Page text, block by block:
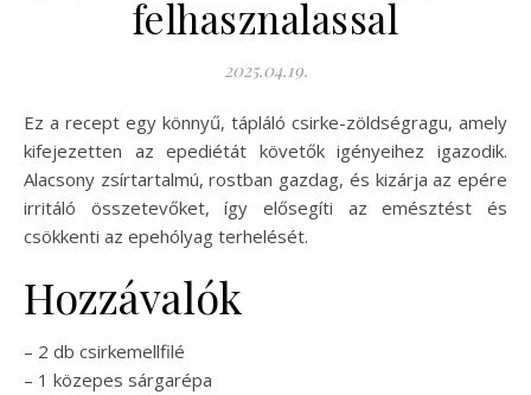
felhasznalassal
2025.04.19.
Ez a recept egy könnyű, tápláló csirke-zöldségragu, amely
kifejezetten az epediétát követők igényeihez igazodik.
Alacsony zsírtartalmú, rostban gazdag, és kizárja az epére
irritáló összetevőket, így elősegíti az emésztést és
csökkenti az epehólyag terhelését.
Hozzávalók
– 2 db csirkemellfilé
– 1 közepes sárgarépa